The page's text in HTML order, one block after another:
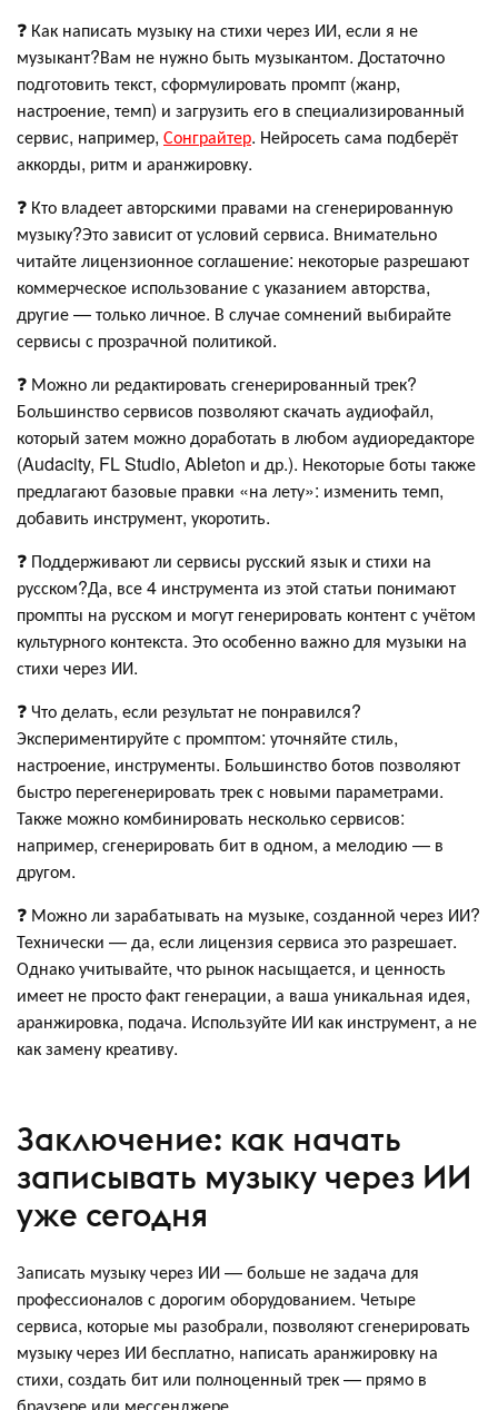
❓ Как написать музыку на стихи через ИИ, если я не
музыкант?Вам не нужно быть музыкантом. Достаточно
подготовить текст, сформулировать промпт (жанр,
настроение, темп) и загрузить его в специализированный
сервис, например, Сонграйтер. Нейросеть сама подберёт
аккорды, ритм и аранжировку.
❓ Кто владеет авторскими правами на сгенерированную
музыку?Это зависит от условий сервиса. Внимательно
читайте лицензионное соглашение: некоторые разрешают
коммерческое использование с указанием авторства,
другие — только личное. В случае сомнений выбирайте
сервисы с прозрачной политикой.
❓ Можно ли редактировать сгенерированный трек?
Большинство сервисов позволяют скачать аудиофайл,
который затем можно доработать в любом аудиоредакторе
(Audacity, FL Studio, Ableton и др.). Некоторые боты также
предлагают базовые правки «на лету»: изменить темп,
добавить инструмент, укоротить.
❓ Поддерживают ли сервисы русский язык и стихи на
русском?Да, все 4 инструмента из этой статьи понимают
промпты на русском и могут генерировать контент с учётом
культурного контекста. Это особенно важно для музыки на
стихи через ИИ.
❓ Что делать, если результат не понравился?
Экспериментируйте с промптом: уточняйте стиль,
настроение, инструменты. Большинство ботов позволяют
быстро перегенерировать трек с новыми параметрами.
Также можно комбинировать несколько сервисов:
например, сгенерировать бит в одном, а мелодию — в
другом.
❓ Можно ли зарабатывать на музыке, созданной через ИИ?
Технически — да, если лицензия сервиса это разрешает.
Однако учитывайте, что рынок насыщается, и ценность
имеет не просто факт генерации, а ваша уникальная идея,
аранжировка, подача. Используйте ИИ как инструмент, а не
как замену креативу.
Заключение: как начать
записывать музыку через ИИ
уже сегодня
Записать музыку через ИИ — больше не задача для
профессионалов с дорогим оборудованием. Четыре
сервиса, которые мы разобрали, позволяют сгенерировать
музыку через ИИ бесплатно, написать аранжировку на
стихи, создать бит или полноценный трек — прямо в